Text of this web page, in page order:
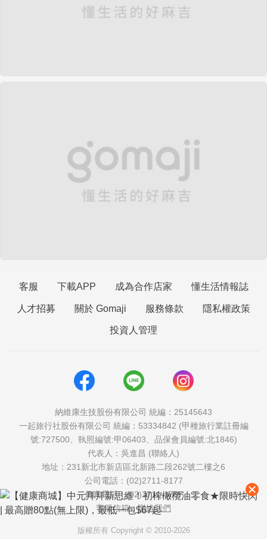
客服 下載APP 成為合作店家 懂生活情報誌
人才招募 關於 Gomaji 服務條款 隱私權政策
投資人管理
納維康生技股份有限公司 統編：25145643
一起旅行社股份有限公司 統編：53334842 (甲種旅行業註冊編
號:727500、執照編號:甲06403、品保會員編號:北1846)
代表人：吳進昌 (聯絡人)
地址：231新北市新店區北新路二段262號二樓之6
公司電話：(02)2711-8177
傳真電話：(02)2711-1757
客服信箱：聯絡我們
版權所有 Copyright © 2010-2026